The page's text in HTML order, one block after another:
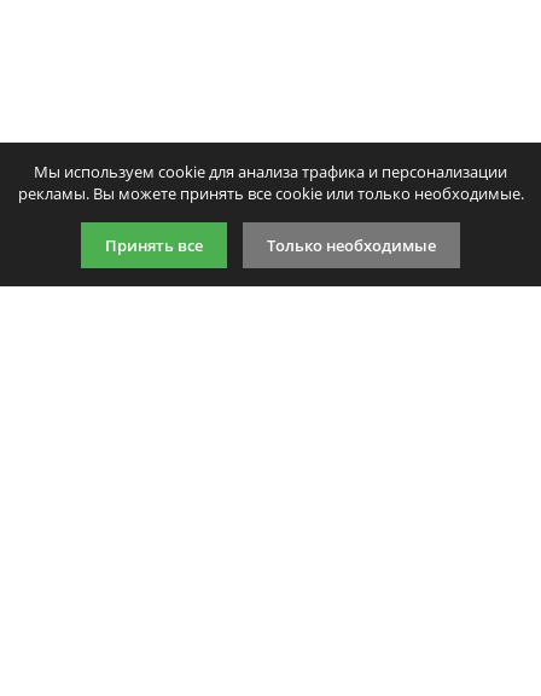
Мы используем cookie для анализа трафика и персонализации
рекламы. Вы можете принять все cookie или только необходимые.
Принять все Только необходимые